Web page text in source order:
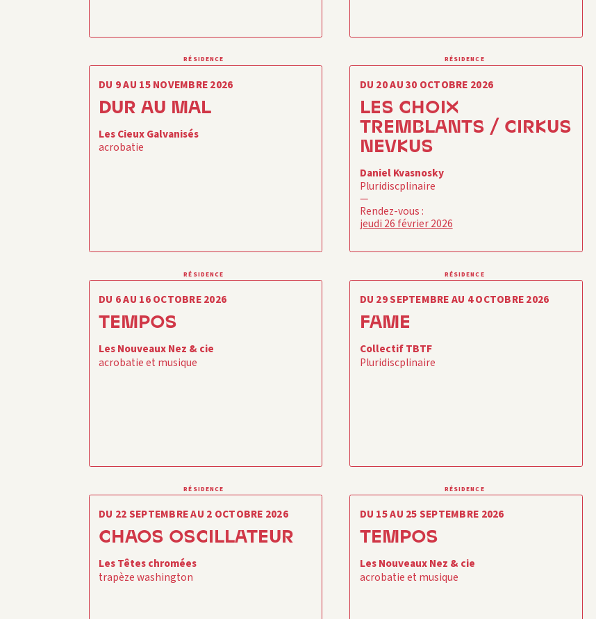
RÉSIDENCE
DU 9 AU 15 NOVEMBRE 2026
DUR AU MAL
Les Cieux Galvanisés
acrobatie
RÉSIDENCE
DU 20 AU 30 OCTOBRE 2026
LES CHOIX
TREMBLANTS / CIRKUS
NEVKUS
Daniel Kvasnosky
Pluridiscplinaire
—
Rendez-vous :
jeudi 26 février 2026
RÉSIDENCE
DU 6 AU 16 OCTOBRE 2026
TEMPOS
Les Nouveaux Nez & cie
acrobatie et musique
RÉSIDENCE
DU 29 SEPTEMBRE AU 4 OCTOBRE 2026
FAME
Collectif TBTF
Pluridiscplinaire
RÉSIDENCE
DU 22 SEPTEMBRE AU 2 OCTOBRE 2026
CHAOS OSCILLATEUR
Les Têtes chromées
trapèze washington
RÉSIDENCE
DU 15 AU 25 SEPTEMBRE 2026
TEMPOS
Les Nouveaux Nez & cie
acrobatie et musique